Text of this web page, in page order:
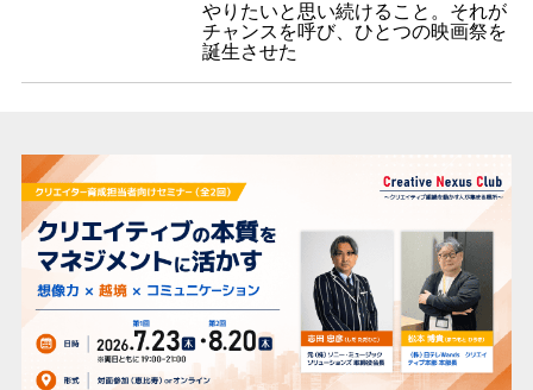
やりたいと思い続けること。それが
チャンスを呼び、ひとつの映画祭を
誕生させた